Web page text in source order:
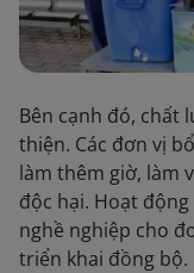
Bên cạnh đó, chất
thiện. Các đơn vị
làm thêm giờ, làm
độc hại. Hoạt
nghề nghiệp cho
triển khai đồng bộ.